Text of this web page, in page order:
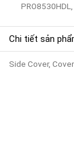
Chi tiết sản
Side Cover,